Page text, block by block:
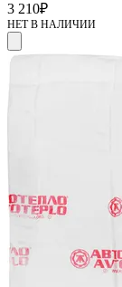
3 210₽
НЕТ В НАЛИЧИИ